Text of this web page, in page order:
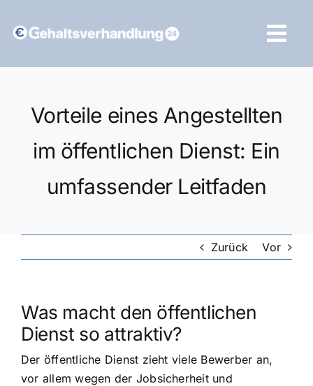
Inhalt
Vorteile eines Angestellten
im öffentlichen Dienst: Ein
umfassender Leitfaden
Zurück Vor
Was macht den öffentlichen
Dienst so attraktiv?
Der öffentliche Dienst zieht viele Bewerber an,
vor allem wegen der Job­sicherheit und